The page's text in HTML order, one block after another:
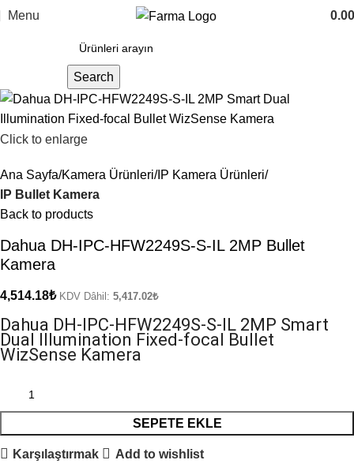
Menu 0.00
Search
Click to enlarge
Ana Sayfa Kamera Ürünleri IP Kamera Ürünleri
IP Bullet Kamera
Back to products
Dahua DH-IPC-HFW2249S-S-IL 2MP Bullet
Kamera
4,514.18₺ KDV Dâhil: 5,417.02₺
Dahua DH-IPC-HFW2249S-S-IL 2MP Smart
Dual Illumination Fixed-focal Bullet
WizSense Kamera
SEPETE EKLE
Karşılaştırmak Add to wishlist